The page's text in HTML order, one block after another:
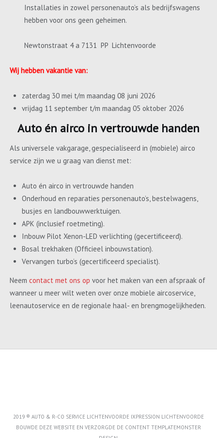
Installaties in zowel personenauto’s als bedrijfswagens
hebben voor ons geen geheimen.
Newtonstraat 4 a 7131 PP Lichtenvoorde
Wij hebben vakantie van:
zaterdag 30 mei t/m maandag 08 juni 2026
vrijdag 11 september t/m maandag 05 oktober 2026
Auto én airco in vertrouwde handen
Als universele vakgarage, gespecialiseerd in (mobiele) airco
service zijn we u graag van dienst met:
Auto én airco in vertrouwde handen
Onderhoud en reparaties personenauto’s, bestelwagens,
busjes en landbouwwerktuigen.
APK (inclusief roetmeting).
Inbouw Pilot Xenon-LED verlichting (gecertificeerd).
Bosal trekhaken (Officieel inbouwstation).
Vervangen turbo’s (gecertificeerd specialist).
Neem contact met ons op voor het maken van een afspraak of
wanneer u meer wilt weten over onze mobiele aircoservice,
leenautoservice en de regionale haal- en brengmogelijkheden.
2019 ® AUTO & R-CO SERVICE LICHTENVOORDE IXPRESSION LICHTENVOORDE
BOUWDE DEZE WEBSITE EN VERZORGDE DE CONTENT TEMPLATEMONSTER